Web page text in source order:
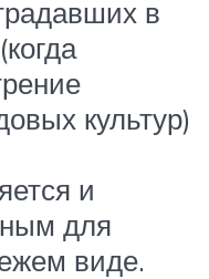
в
культур)
и
для
виде.